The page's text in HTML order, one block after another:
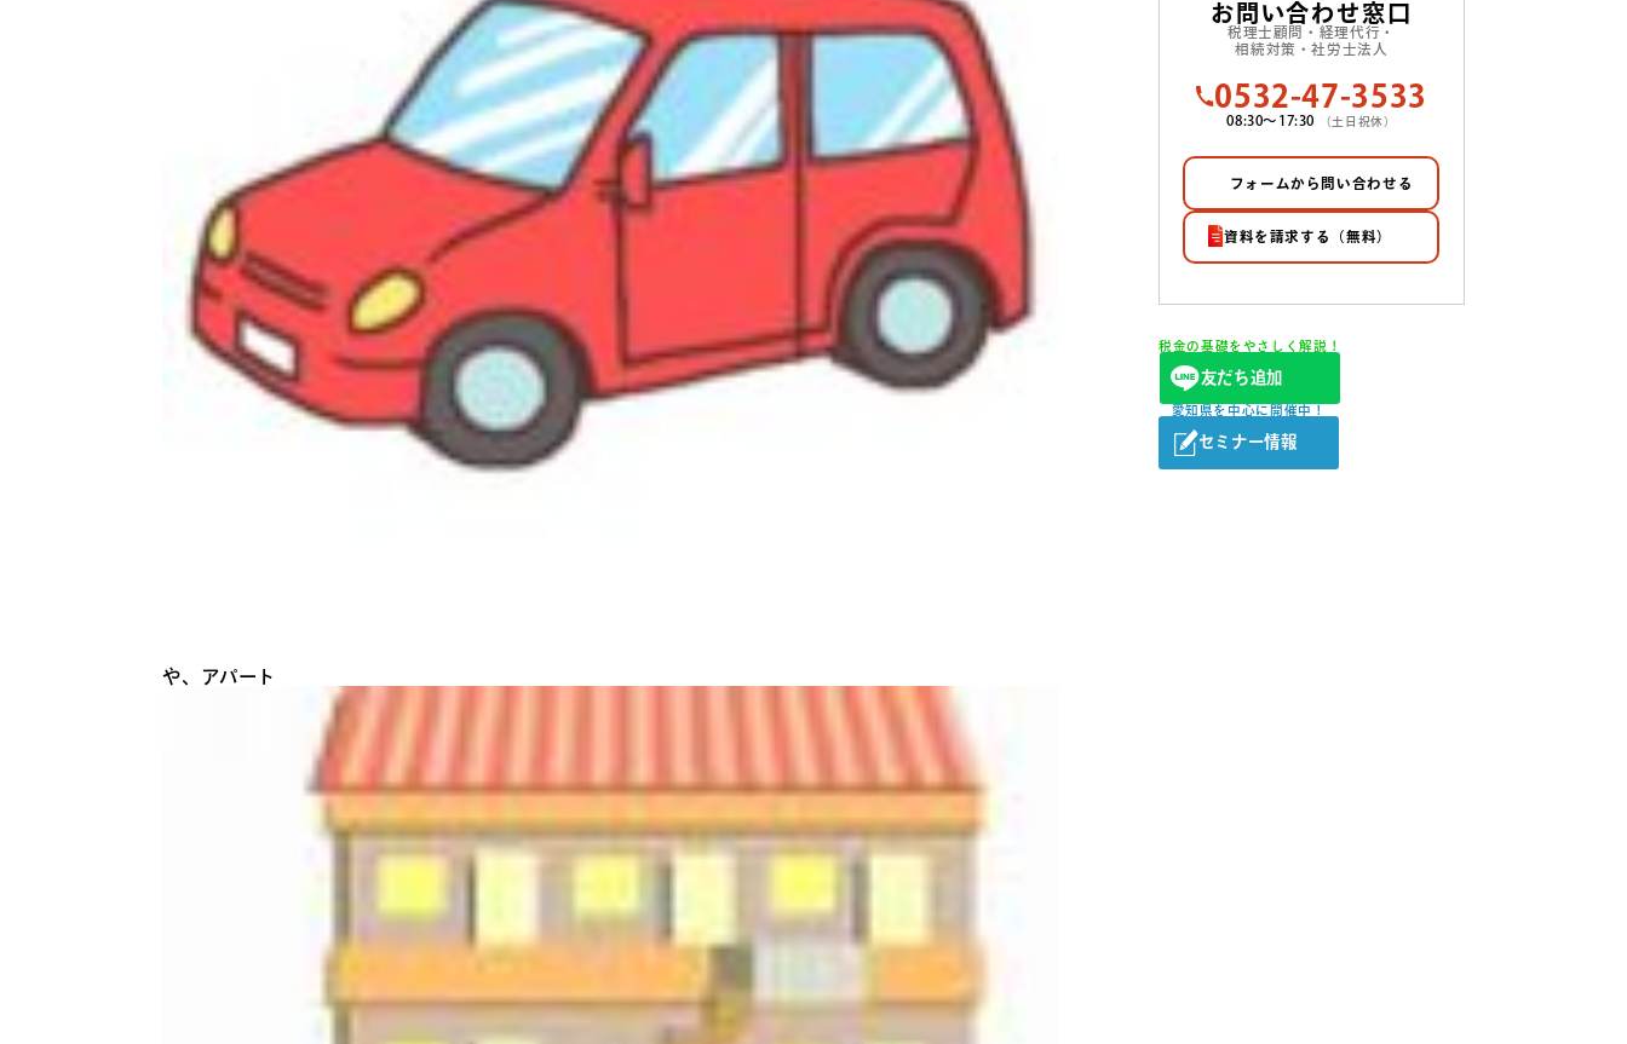
や、アパート
お問い合わせ窓口
税理士顧問・経理代行・
相続対策・社労士法人
0532-47-3533
08:30〜17:30 （土日祝休）
フォームから問い合わせる
資料を請求する（無料）
税金の基礎をやさしく解説！
友だち追加
愛知県を中心に開催中！
セミナー情報